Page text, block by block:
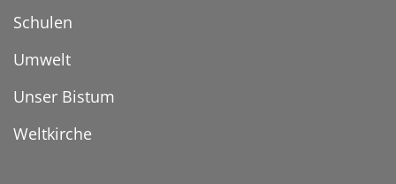
Schulen
Umwelt
Unser Bistum
Weltkirche